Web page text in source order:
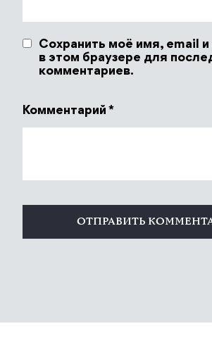
Сохранить моё имя, email и
в этом браузере для
комментариев.
Комментарий *